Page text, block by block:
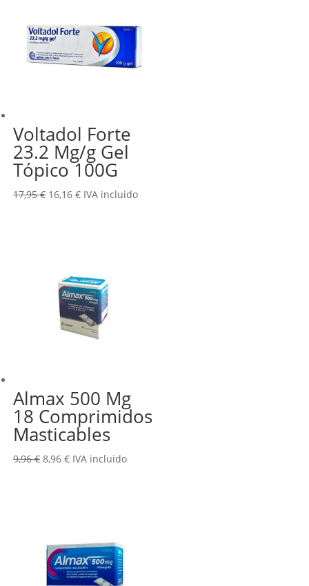
Voltadol Forte
23.2 Mg/g Gel
Tópico 100G
17,95€ El
16,16 €ElIVA incluido
Almax 500 Mg
18 Comprimidos
Masticables
9,96€ El
8,96 €ElIVA incluido